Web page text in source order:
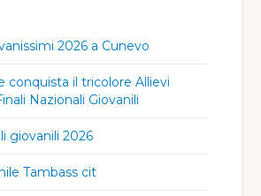
2026 a Cunevo
conquista il tricolore Allievi
Nazionali Giovanili
giovanili 2026
Tambass cit